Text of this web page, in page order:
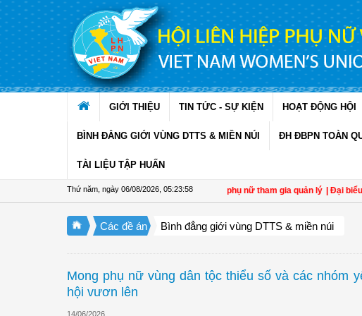
Truy cập nội dung luôn
GIỚI THIỆU TIN TỨC - SỰ KIỆN HOẠT ĐỘNG HỘI
BÌNH ĐẲNG GIỚI VÙNG DTTS & MIỀN NÚI ĐH ĐBPN TOÀN
TÀI LIỆU TẬP HUẤN
Thứ năm, ngày 06/08/2026 05:24:00
biến tích cực trong phát triển hợp tác xã do phụ nữ tham gia quản lý | Đại biểu Quốc hội
Các đề án Bình đẳng giới vùng DTTS & miền núi
Mong phụ nữ vùng dân tộc thiểu số và các nhóm
hội vươn lên
14/06/2026